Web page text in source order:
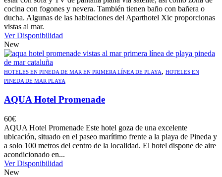
cocina con fogones y nevera. También tienen baño con bañera o
ducha. Algunas de las habitaciones del Aparthotel Xic proporcionas
vistas al mar.
Ver Disponibilidad
New
HOTELES EN PINEDA DE MAR EN PRIMERA LÍNEA DE PLAYA, HOTELES EN
PINEDA DE MAR PLAYA
AQUA Hotel Promenade
60€
AQUA Hotel Promenade Este hotel goza de una excelente
ubicación, situado en el paseo marítimo frente a la playa de Pineda y
a solo 100 metros del centro de la localidad. El hotel dispone de aire
acondicionado en...
Ver Disponibilidad
New